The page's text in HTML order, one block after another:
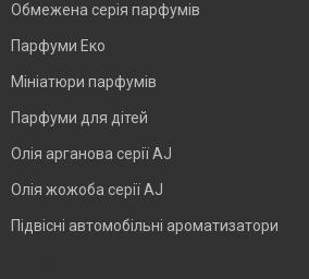
Обмежена серія парфумів
Парфуми Еко
Мініатюри парфумів
Парфуми для дітей
Олія арганова серії AJ
Олія жожоба серії AJ
Підвісні автомобільні ароматизатори